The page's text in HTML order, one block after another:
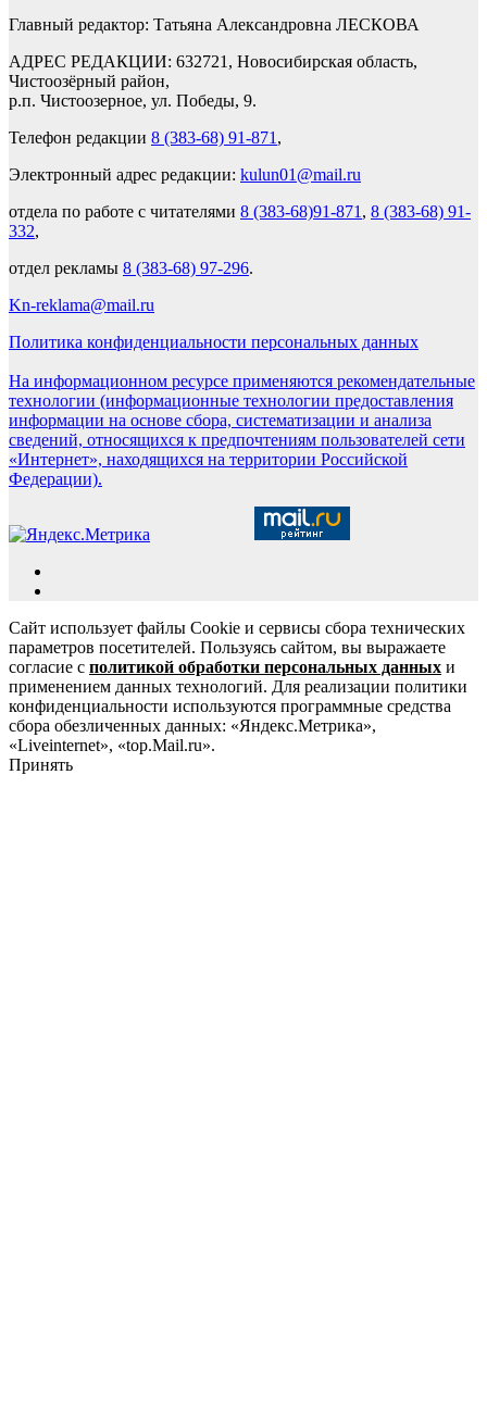
Главный редактор: Татьяна Александровна ЛЕСКОВА
АДРЕС РЕДАКЦИИ: 632721, Новосибирская область,
Чистоозёрный район,
р.п. Чистоозерное, ул. Победы, 9.
Телефон редакции 8 (383-68) 91-871 ,
Электронный адрес редакции: kulun01@mail.ru
отдела по работе с читателями 8 (383-68)91-871 , 8 (383-68) 91-
332,
отдел рекламы 8 (383-68) 97-296.
Kn-reklama@mail.ru
Политика конфиденциальности персональных данных
На информационном ресурсе применяются рекомендательные
технологии (информационные технологии предоставления
информации на основе сбора, систематизации и анализа
сведений, относящихся к предпочтениям пользователей сети
«Интернет», находящихся на территории Российской
Федерации).
Сайт использует файлы Cookie и сервисы сбора технических
параметров посетителей. Пользуясь сайтом, вы выражаете
согласие с политикой обработки персональных данных и
применением данных технологий. Для реализации политики
конфиденциальности используются программные средства
сбора обезличенных данных: «Яндекс.Метрика»,
«Liveinternet», «top.Mail.ru».
Принять